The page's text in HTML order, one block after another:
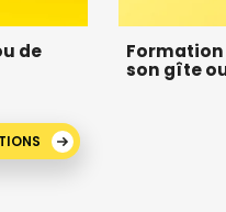
de
son gîte